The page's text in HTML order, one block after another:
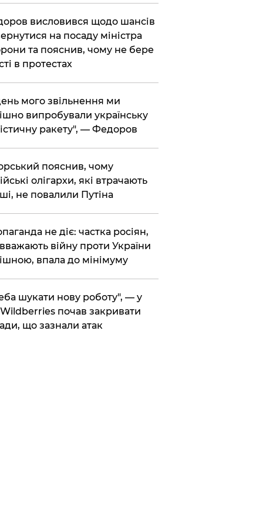
висловився щодо шансів
на посаду міністра
та пояснив, чому не бере
в протестах
мого звільнення ми
випробували українську
ракету", — Федоров
пояснив, чому
олігархи, які втрачають
не повалили Путіна
не діє: частка росіян,
війну проти України
впала до мінімуму
шукати нову роботу", — у
почав закривати
що зазнали атак